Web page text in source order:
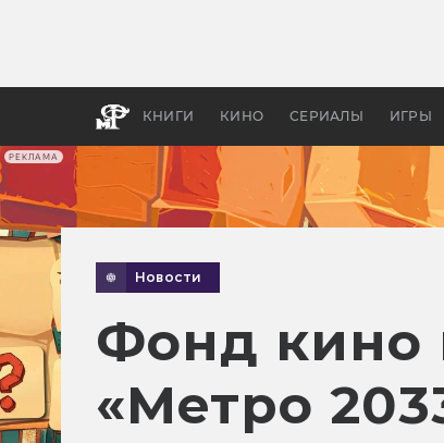
РЕКЛАМА
КНИГИ КИНО СЕРИАЛЫ ИГРЫ
Новости
Фонд кино
«Метро